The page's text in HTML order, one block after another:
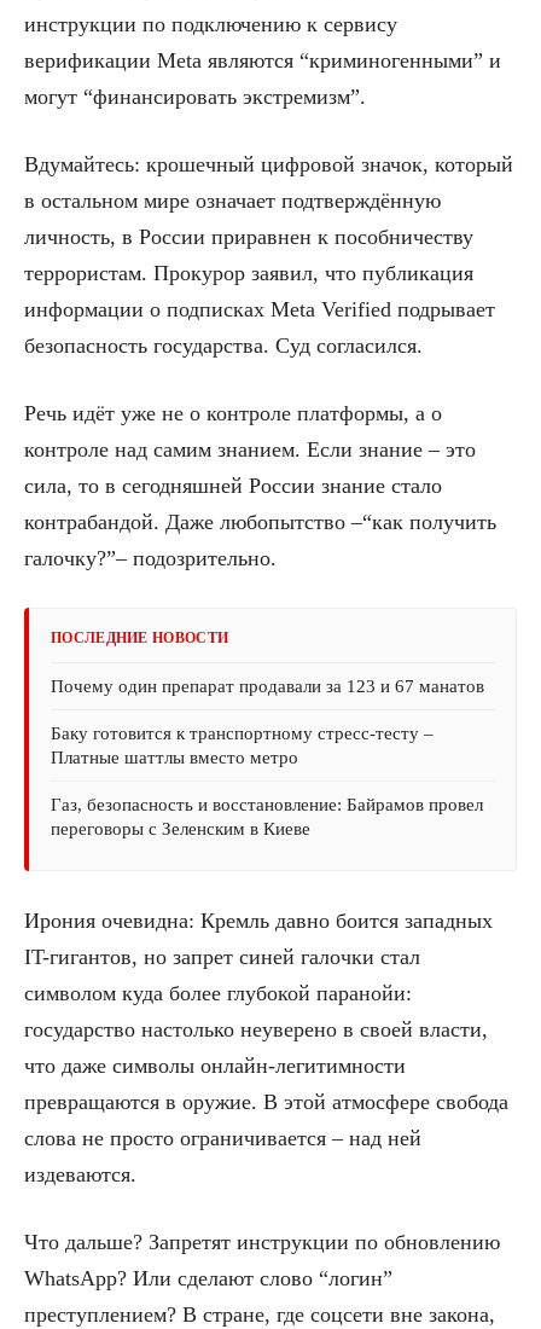
инструкции по подключению к сервису
верификации Meta являются “криминогенными” и
могут “финансировать экстремизм”.
Вдумайтесь: крошечный цифровой значок, который
в остальном мире означает подтверждённую
личность, в России приравнен к пособничеству
террористам. Прокурор заявил, что публикация
информации о подписках Meta Verified подрывает
безопасность государства. Суд согласился.
Речь идёт уже не о контроле платформы, а о
контроле над самим знанием. Если знание – это
сила, то в сегодняшней России знание стало
контрабандой. Даже любопытство –“как получить
галочку?”– подозрительно.
ПОСЛЕДНИЕ НОВОСТИ
Почему один препарат продавали за 123 и 67 манатов
Баку готовится к транспортному стресс-тесту –
Платные шаттлы вместо метро
Газ, безопасность и восстановление: Байрамов провел
переговоры с Зеленским в Киеве
Ирония очевидна: Кремль давно боится западных
IT-гигантов, но запрет синей галочки стал
символом куда более глубокой паранойи:
государство настолько неуверено в своей власти,
что даже символы онлайн-легитимности
превращаются в оружие. В этой атмосфере свобода
слова не просто ограничивается – над ней
издеваются.
Что дальше? Запретят инструкции по обновлению
WhatsApp? Или сделают слово “логин”
преступлением? В стране, где соцсети вне закона,